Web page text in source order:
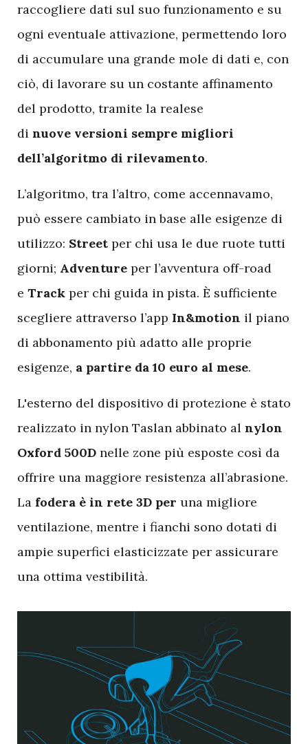
raccogliere dati sul suo funzionamento e su
ogni eventuale attivazione, permettendo loro
di accumulare una grande mole di dati e, con
ciò, di lavorare su un costante affinamento
del prodotto, tramite la realese
di nuove versioni sempre migliori
dell’algoritmo di rilevamento.
L’algoritmo, tra l’altro, come accennavamo,
può essere cambiato in base alle esigenze di
utilizzo: Street per chi usa le due ruote tutti
giorni; Adventure per l’avventura off-road
e Track per chi guida in pista. È sufficiente
scegliere attraverso l’app In&motion il piano
di abbonamento più adatto alle proprie
esigenze, a partire da 10 euro al mese.
L'esterno del dispositivo di protezione è stato
realizzato in nylon Taslan abbinato al nylon
Oxford 500D nelle zone più esposte così da
offrire una maggiore resistenza all’abrasione.
La fodera è in rete 3D per una migliore
ventilazione, mentre i fianchi sono dotati di
ampie superfici elasticizzate per assicurare
una ottima vestibilità.